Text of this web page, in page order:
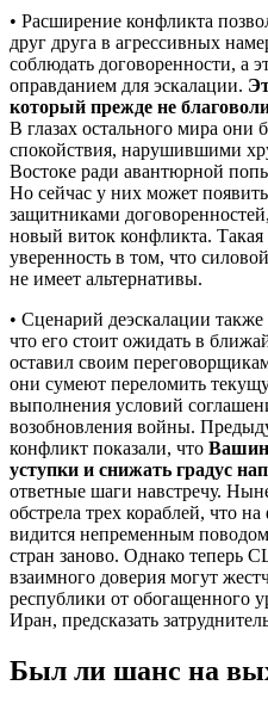
• Расширение конфликта
друг друга в агрессивных
соблюдать договоренности, а
оправданием для эскалации.
который прежде не
В глазах остального мира они
спокойствия, нарушившими
Востоке ради авантюрной
Но сейчас у них может
защитниками
новый виток конфликта. Такая
уверенность в том, что
не имеет альтернативы.
• Сценарий деэскалации
что его стоит ожидать в
оставил своим
они сумеют переломить
выполнения условий
возобновления войны.
конфликт показали, что
уступки и снижать градус
ответные шаги навстречу.
обстрела трех кораблей, что
видится непременным
стран заново. Однако теперь
взаимного доверия могут
республики от обогащенного
Иран, предсказать
Был ли шанс на